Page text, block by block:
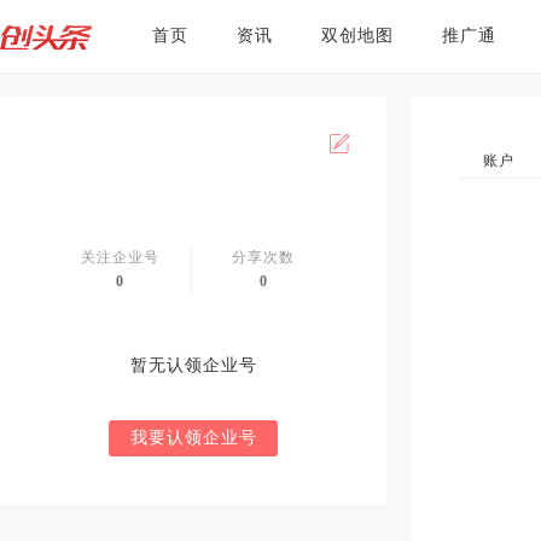
首页 资讯 双创地图 推广通
关注企业号
0
分享次数
0
暂无认领企业号
我要认领企业号
账户